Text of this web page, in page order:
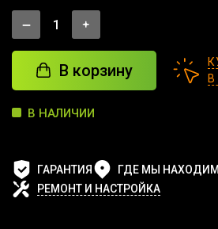
В корзину
В
В НАЛИЧИИ
ГАРАНТИЯ
ГДЕ МЫ
РЕМОНТ И НАСТРОЙКА